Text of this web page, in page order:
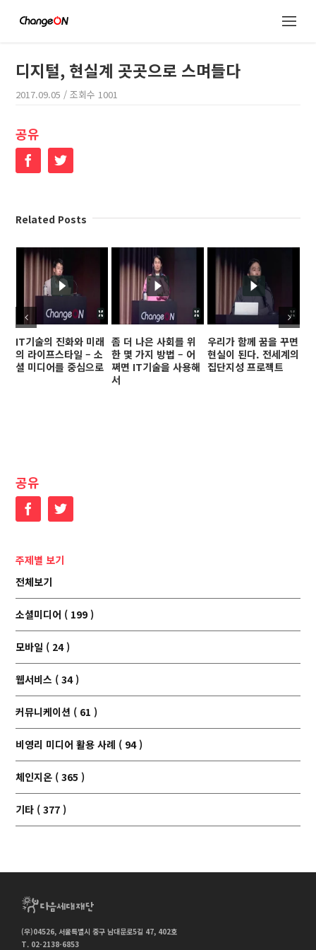
디지털, 현실계 곳곳으로 스며들다
2017.09.05 / 조회수1001
공유
FacebookTwitter
Related Posts
IT기술의 진화와 미래
의 라이프스타일 – 소
셜 미디어를 중심으로
좀 더 나은 사회를 위
한 몇 가지 방법 – 어
쩌면 IT기술을 사용해
서
우리가 함께 꿈을 꾸면
현실이 된다. 전세계의
집단지성 프로젝트
공유
FacebookTwitter
주제별 보기
전체보기
소셜미디어 ( 199 )
모바일 ( 24 )
웹서비스 ( 34 )
커뮤니케이션 ( 61 )
비영리 미디어 활용 사례 ( 94 )
체인지온 ( 365 )
기타 ( 377 )
(우)04526, 서울특별시 중구 남대문로5길 47, 402호
T. 02-2138-6853